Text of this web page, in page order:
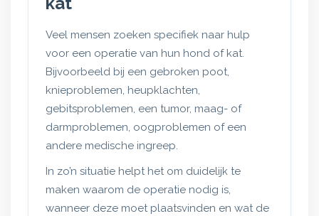
Veel mensen zoeken specifiek naar hulp
voor een operatie van hun hond of kat.
Bijvoorbeeld bij een gebroken poot,
knieproblemen, heupklachten,
gebitsproblemen, een tumor, maag- of
darmproblemen, oogproblemen of een
andere medische ingreep.
In zo’n situatie helpt het om duidelijk te
maken waarom de operatie nodig is,
wanneer deze moet plaatsvinden en wat de